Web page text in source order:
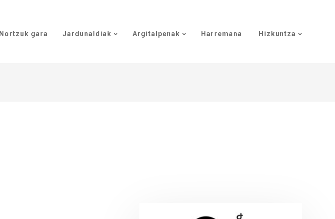
Nortzuk gara Jardunaldiak Argitalpenak Harremana Hizkuntza